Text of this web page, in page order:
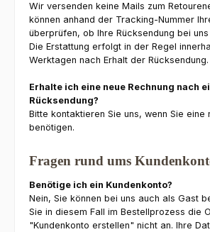
Wir versenden keine Mails zum
können anhand der Tracking-Nummer
überprüfen, ob Ihre Rücksendung bei
Die Erstattung erfolgt in der Regel
Werktagen nach Erhalt der Rücksendung.
Erhalte ich eine neue Rechnung nach
Rücksendung?
Bitte kontaktieren Sie uns, wenn Sie eine
benötigen.
Fragen rund ums
Benötige ich ein Kundenkonto?
Nein, Sie können bei uns auch als Gast
Sie in diesem Fall im Bestellprozess die
"Kundenkonto erstellen" nicht an. Ihre